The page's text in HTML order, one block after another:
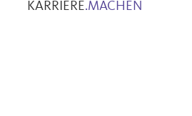
KARRIERE.MACHEN